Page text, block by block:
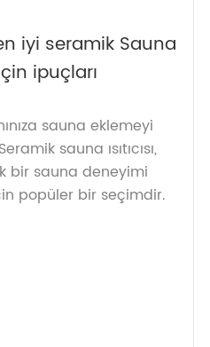
iyi seramik Sauna
için ipuçları
sauna eklemeyi
sauna ısıtıcısı,
bir sauna deneyimi
popüler bir seçimdir.